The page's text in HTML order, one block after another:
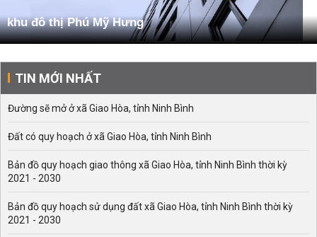
khu đô thị Phú Mỹ Hưng
TIN MỚI NHẤT
Đường sẽ mở ở xã Giao Hòa, tỉnh Ninh Bình
Đất có quy hoạch ở xã Giao Hòa, tỉnh Ninh Bình
Bản đồ quy hoạch giao thông xã Giao Hòa, tỉnh Ninh Bình thời kỳ
2021 - 2030
Bản đồ quy hoạch sử dụng đất xã Giao Hòa, tỉnh Ninh Bình thời kỳ
2021 - 2030